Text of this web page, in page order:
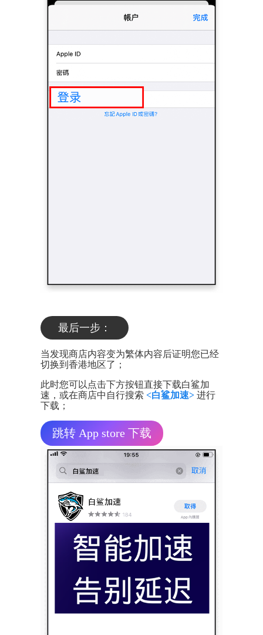
最后一步：
当发现商店内容变为繁体内容后证明您已经
切换到香港地区了；
此时您可以点击下方按钮直接下载白鲨加
速，或在商店中自行搜索<白鲨加速> 进行
下载；
跳转 App store 下载